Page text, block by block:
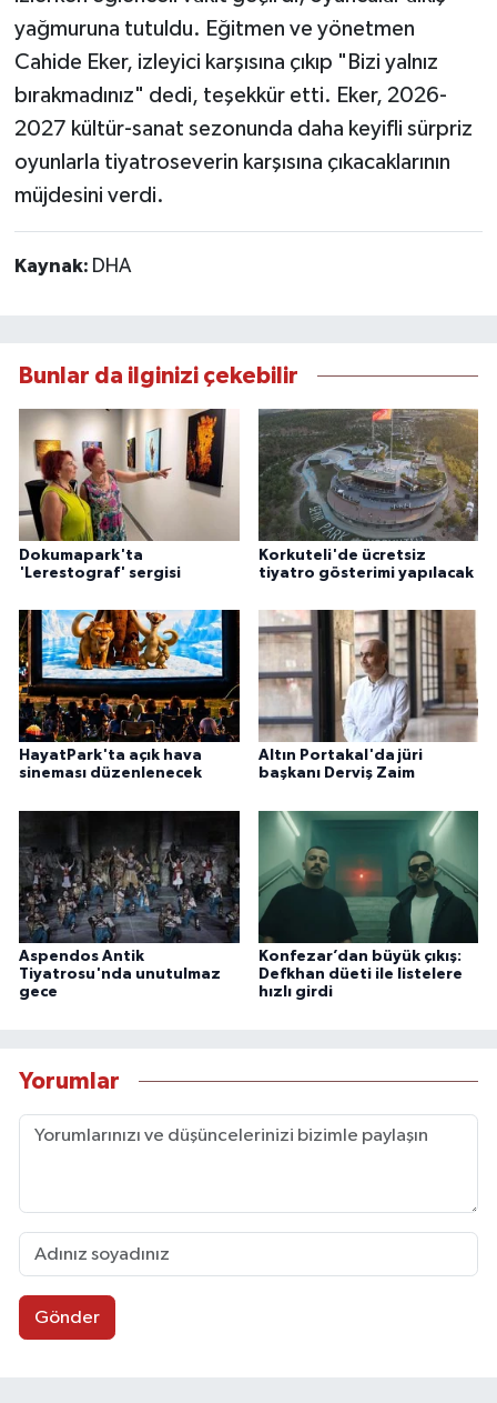
yağmuruna tutuldu. Eğitmen ve yönetmen
Cahide Eker, izleyici karşısına çıkıp "Bizi yalnız
bırakmadınız" dedi, teşekkür etti. Eker, 2026-
2027 kültür-sanat sezonunda daha keyifli sürpriz
oyunlarla tiyatroseverin karşısına çıkacaklarının
müjdesini verdi.
Kaynak: DHA
Bunlar da ilginizi çekebilir
Dokumapark'ta
'Lerestograf' sergisi
Korkuteli'de ücretsiz
tiyatro gösterimi yapılacak
HayatPark'ta açık hava
sineması düzenlenecek
Altın Portakal'da jüri
başkanı Derviş Zaim
Aspendos Antik
Tiyatrosu'nda unutulmaz
gece
Konfezar’dan büyük çıkış:
Defkhan düeti ile listelere
hızlı girdi
Yorumlar
Gönder